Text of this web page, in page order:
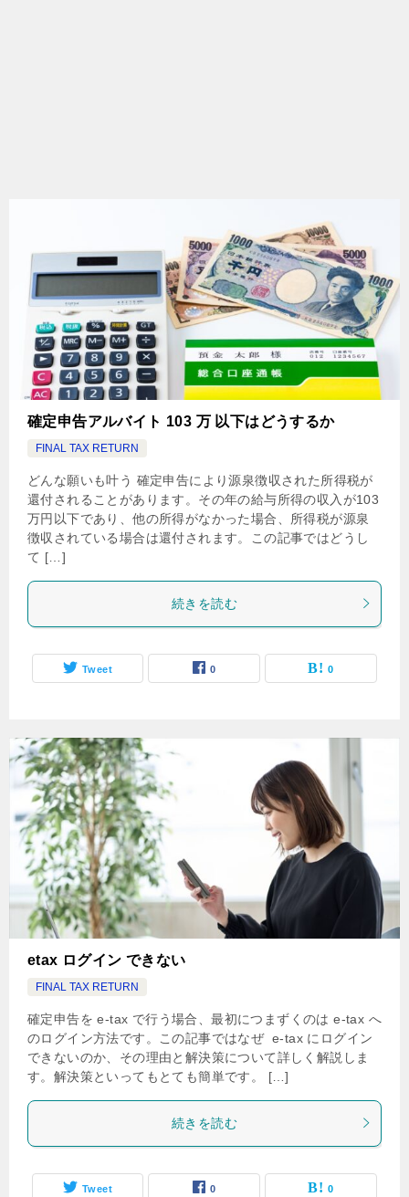
確定申告アルバイト 103 万 以下はどうするか
FINAL TAX RETURN
‌どんな願いも叶う 確定申告により源泉徴収された所得税が
還付されることがあります。その年の給与所得の収入が103
万円以下であり、他の所得がなかった場合、所得税が源泉
徴収されている場合は還付されます。この記事ではどうし
て […]
続きを読む
Tweet 0 0
etax ログイン できない
FINAL TAX RETURN
確定申告を e-tax で行う場合、最初につまずくのは e-tax へ
のログイン方法です。この記事ではなぜ e-tax にログイン
できないのか、その理由と解決策について詳しく解説しま
す。解決策といってもとても簡単です。 […]
続きを読む
Tweet 0 0